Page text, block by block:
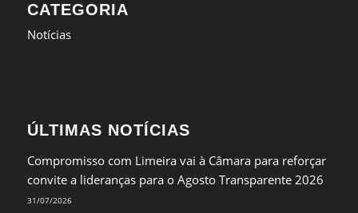
CATEGORIA
Notícias
ÚLTIMAS NOTÍCIAS
Compromisso com Limeira vai à Câmara para reforçar
convite a lideranças para o Agosto Transparente 2026
31/07/2026